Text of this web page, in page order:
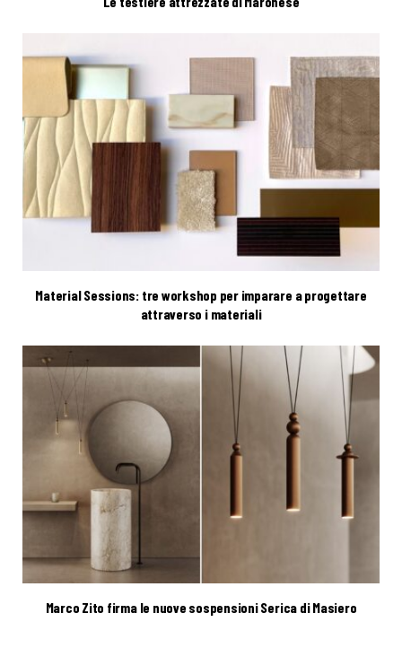
Material Sessions: tre workshop per imparare a progettare
attraverso i materiali
Marco Zito firma le nuove sospensioni Serica di Masiero